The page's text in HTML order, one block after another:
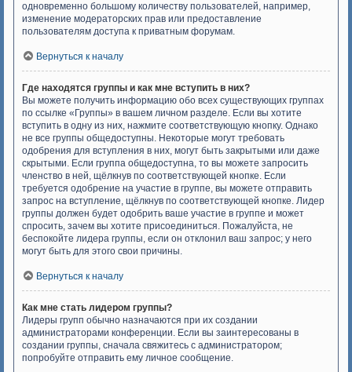
одновременно большому количеству пользователей, например,
изменение модераторских прав или предоставление
пользователям доступа к приватным форумам.
Вернуться к началу
Где находятся группы и как мне вступить в них?
Вы можете получить информацию обо всех существующих группах
по ссылке «Группы» в вашем личном разделе. Если вы хотите
вступить в одну из них, нажмите соответствующую кнопку. Однако
не все группы общедоступны. Некоторые могут требовать
одобрения для вступления в них, могут быть закрытыми или даже
скрытыми. Если группа общедоступна, то вы можете запросить
членство в ней, щёлкнув по соответствующей кнопке. Если
требуется одобрение на участие в группе, вы можете отправить
запрос на вступление, щёлкнув по соответствующей кнопке. Лидер
группы должен будет одобрить ваше участие в группе и может
спросить, зачем вы хотите присоединиться. Пожалуйста, не
беспокойте лидера группы, если он отклонил ваш запрос; у него
могут быть для этого свои причины.
Вернуться к началу
Как мне стать лидером группы?
Лидеры групп обычно назначаются при их создании
администраторами конференции. Если вы заинтересованы в
создании группы, сначала свяжитесь с администратором;
попробуйте отправить ему личное сообщение.